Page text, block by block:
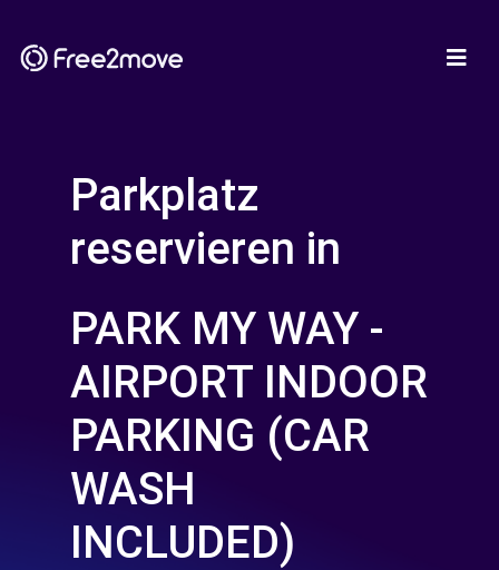
Parkplatz
reservieren in
PARK MY WAY -
AIRPORT INDOOR
PARKING (CAR
WASH
INCLUDED)